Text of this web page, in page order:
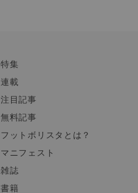
特集
連載
注目記事
無料記事
フットボリスタとは？
マニフェスト
雑誌
書籍